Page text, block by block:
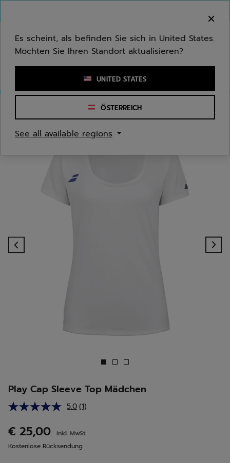
Stichwort oder Artikelnummer eingeben
Play Cap Sleeve Top Mädchen
5.0 Bewertung
auf
derselben
Seite.
(1)
€ 25,00
inkl. MwSt
Kostenlose Rücksendung
Es scheint, als befinden Sie sich in United States.
Möchten Sie Ihren Standort aktualisieren?
UNITED STATES
ÖSTERREICH
See all available regions